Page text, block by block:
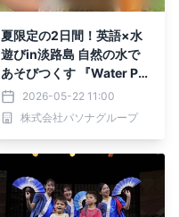
夏限定の2日間！英語×水
遊びin淡路島 自然の水で
あそびつくす 『Water Pla
y Day』 6月27日・28日開
催
2026-05-22 11:00
株式会社パソナグループ